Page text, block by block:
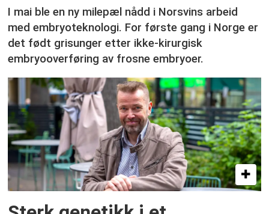
I mai ble en ny milepæl nådd i Norsvins arbeid
med embryoteknologi. For første gang i Norge er
det født grisunger etter ikke-kirurgisk
embryooverføring av frosne embryoer.